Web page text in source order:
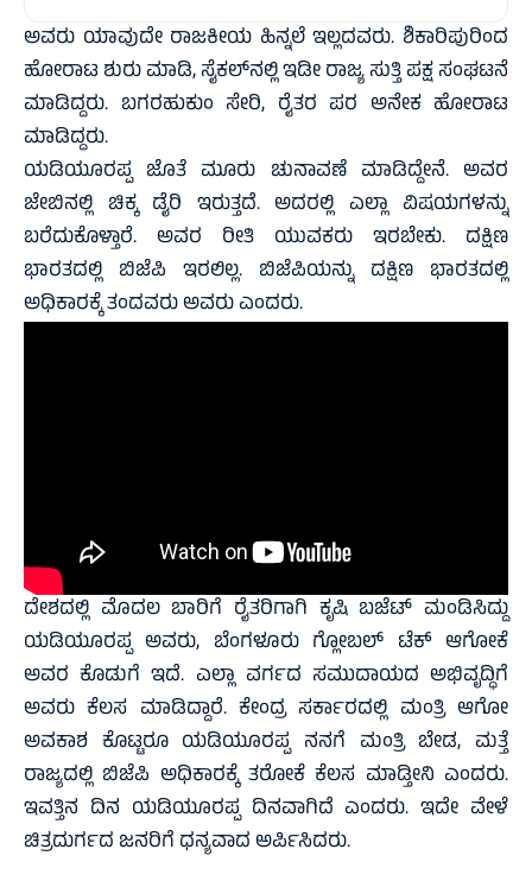
ಅವರು ಯಾವುದೇ ರಾಜಕೀಯ ಹಿನ್ನಲೆ ಇಲ್ಲದವರು. ಶಿಕಾರಿಪುರಿಂದ
ಹೋರಾಟ ಶುರು ಮಾಡಿ, ಸೈಕಲ್‌ನಲ್ಲಿ ಇಡೀ ರಾಜ್ಯ ಸುತ್ತಿ ಪಕ್ಷ ಸಂಘಟನೆ
ಮಾಡಿದ್ದರು. ಬಗರಹುಕುಂ ಸೇರಿ, ರೈತರ ಪರ ಅನೇಕ ಹೋರಾಟ
ಮಾಡಿದ್ದರು.
ಯಡಿಯೂರಪ್ಪ ಜೊತೆ ಮೂರು ಚುನಾವಣೆ ಮಾಡಿದ್ದೇನೆ. ಅವರ
ಜೇಬಿನಲ್ಲಿ ಚಿಕ್ಕ ಡೈರಿ ಇರುತ್ತದೆ. ಅದರಲ್ಲಿ ಎಲ್ಲಾ ವಿಷಯಗಳನ್ನು
ಬರೆದುಕೊಳ್ತಾರೆ. ಅವರ ರೀತಿ ಯುವಕರು ಇರಬೇಕು. ದಕ್ಷಿಣ
ಭಾರತದಲ್ಲಿ ಬಿಜೆಪಿ ಇರಲಿಲ್ಲ. ಬಿಜೆಪಿಯನ್ನು ದಕ್ಷಿಣ ಭಾರತದಲ್ಲಿ
ಅಧಿಕಾರಕ್ಕೆ ತಂದವರು ಅವರು ಎಂದರು.
ದೇಶದಲ್ಲಿ ಮೊದಲ ಬಾರಿಗೆ ರೈತರಿಗಾಗಿ ಕೃಷಿ ಬಜೆಟ್ ಮಂಡಿಸಿದ್ದು
ಯಡಿಯೂರಪ್ಪ ಅವರು, ಬೆಂಗಳೂರು ಗ್ಲೋಬಲ್ ಟೆಕ್ ಆಗೋಕೆ
ಅವರ ಕೊಡುಗೆ ಇದೆ. ಎಲ್ಲಾ ವರ್ಗದ ಸಮುದಾಯದ ಅಭಿವೃದ್ಧಿಗೆ
ಅವರು ಕೆಲಸ ಮಾಡಿದ್ದಾರೆ. ಕೇಂದ್ರ ಸರ್ಕಾರದಲ್ಲಿ ಮಂತ್ರಿ ಆಗೋ
ಅವಕಾಶ ಕೊಟ್ಟರೂ ಯಡಿಯೂರಪ್ಪ ನನಗೆ ಮಂತ್ರಿ ಬೇಡ, ಮತ್ತೆ
ರಾಜ್ಯದಲ್ಲಿ ಬಿಜೆಪಿ ಅಧಿಕಾರಕ್ಕೆ ತರೋಕೆ ಕೆಲಸ ಮಾಡ್ತೀನಿ ಎಂದರು.
ಇವತ್ತಿನ ದಿನ ಯಡಿಯೂರಪ್ಪ ದಿನವಾಗಿದೆ ಎಂದರು. ಇದೇ ವೇಳೆ
ಚಿತ್ರದುರ್ಗದ ಜನರಿಗೆ ಧನ್ಯವಾದ ಅರ್ಪಿಸಿದರು.